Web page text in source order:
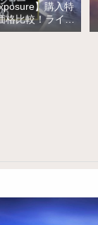
】購入特
比較！ライフ
スポージャー